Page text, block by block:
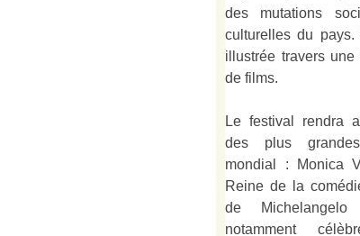
des mutations
culturelles du
illustrée travers
de films.
Le festival rendra
des plus
mondial : Monica
Reine de la
de
notamment